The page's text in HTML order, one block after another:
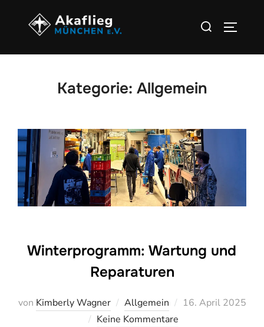
Inhalten
Suchen
Kategorie: Allgemein
Winterprogramm: Wartung und
Reparaturen
von Kimberly Wagner Allgemein
Veröffentlicht
16. April 2025
Keine Kommentare